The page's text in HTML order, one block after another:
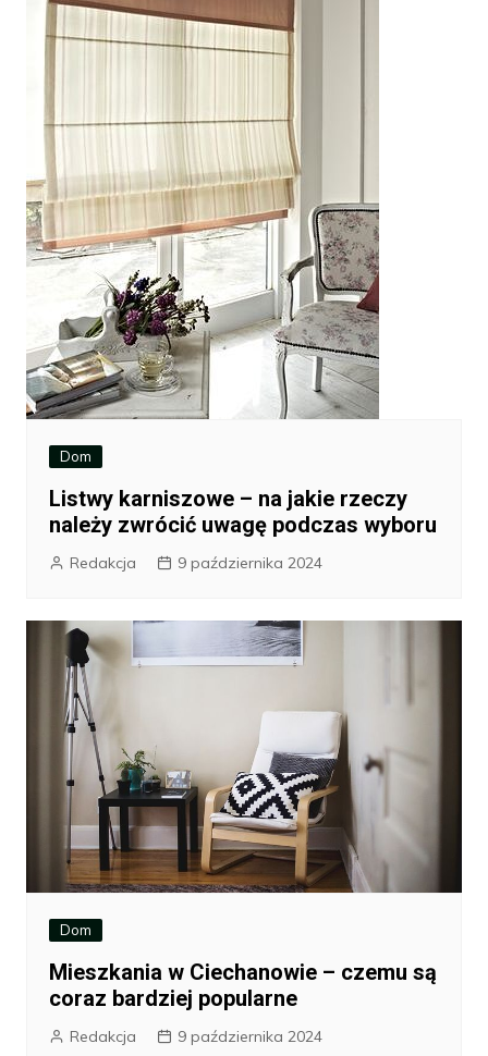
Dom
Listwy karniszowe – na jakie rzeczy
należy zwrócić uwagę podczas wyboru
Redakcja 9 października 2024
Dom
Mieszkania w Ciechanowie – czemu są
coraz bardziej popularne
Redakcja 9 października 2024